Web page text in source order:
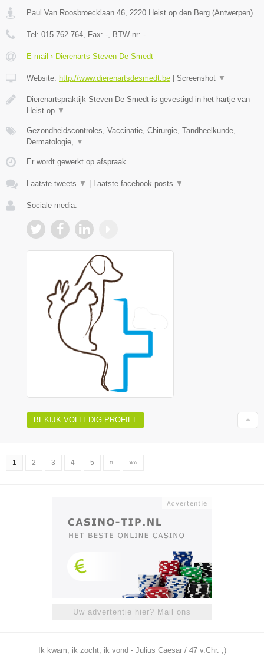
Paul Van Roosbroecklaan 46 2220 Heist op den Berg (Antwerpen)
Tel: 015 762 764 , Fax: - , BTW-nr: -
E-mail › Dierenarts Steven De Smedt
Website: http://www.dierenartsdesmedt.be Screenshot ▼
Dierenartspraktijk Steven De Smedt is gevestigd in het hartje van
Heist op ▼
Gezondheidscontroles, Vaccinatie, Chirurgie, Tandheelkunde,
Dermatologie,
▼
Er wordt gewerkt op afspraak.
Laatste tweets ▼ Laatste facebook posts ▼
Sociale media:
BEKIJK VOLLEDIG PROFIEL
1 2 3 4 5 » »»
Uw advertentie hier? Mail ons
Ik kwam, ik zocht, ik vond - Julius Caesar / 47 v.Chr. ;)